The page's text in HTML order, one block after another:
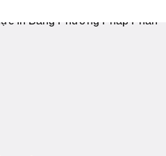
In Bằng Phương Pháp Phản